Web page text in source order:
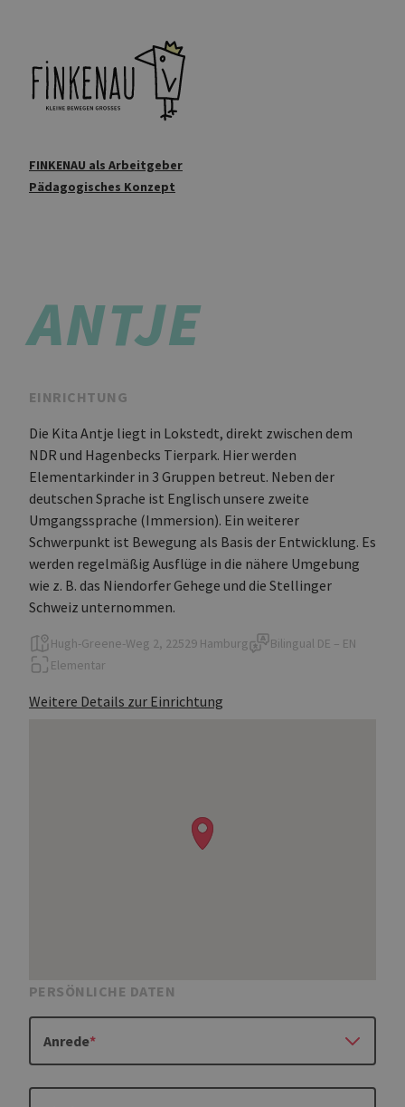
FINKENAU als Arbeitgeber
Pädagogisches Konzept
ANTJE
PERSÖNLICHE DATEN
Anrede
EINRICHTUNG
Die Kita Antje liegt in Lokstedt, direkt zwischen dem
NDR und Hagenbecks Tierpark. Hier werden
Elementarkinder in 3 Gruppen betreut. Neben der
deutschen Sprache ist Englisch unsere zweite
Umgangssprache (Immersion). Ein weiterer
Schwerpunkt ist Bewegung als Basis der Entwicklung. Es
werden regelmäßig Ausflüge in die nähere Umgebung
wie z. B. das Niendorfer Gehege und die Stellinger
Schweiz unternommen.
Hugh-Greene-Weg 2, 22529 Hamburg Bilingual DE – EN
Elementar
Weitere Details zur Einrichtung